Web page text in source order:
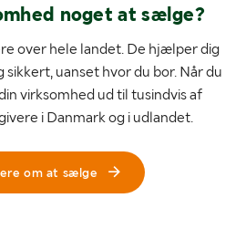
noget at sælge?
over hele landet. De hjælper dig
uanset hvor du bor. Når du
virksomhed ud til tusindvis af
i Danmark og i udlandet.
om at sælge